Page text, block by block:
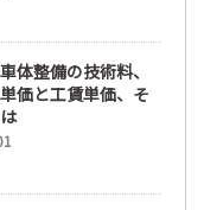
体整備の技術料、
価と工賃単価、そ